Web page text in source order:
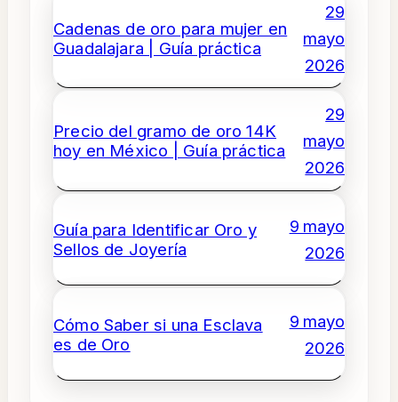
Cadenas de oro para mujer en
Guadalajara | Guía práctica
29
mayo
2026
Precio del gramo de oro 14K
hoy en México | Guía práctica
29
mayo
2026
Guía para Identificar Oro y
Sellos de Joyería
9 mayo
2026
Cómo Saber si una Esclava
es de Oro
9 mayo
2026